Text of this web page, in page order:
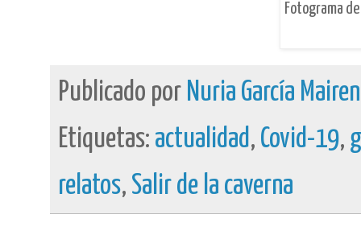
Fotograma de
Publicado por Nuria García
Etiquetas: actualidad, Covid-19,
relatos, Salir de la caverna